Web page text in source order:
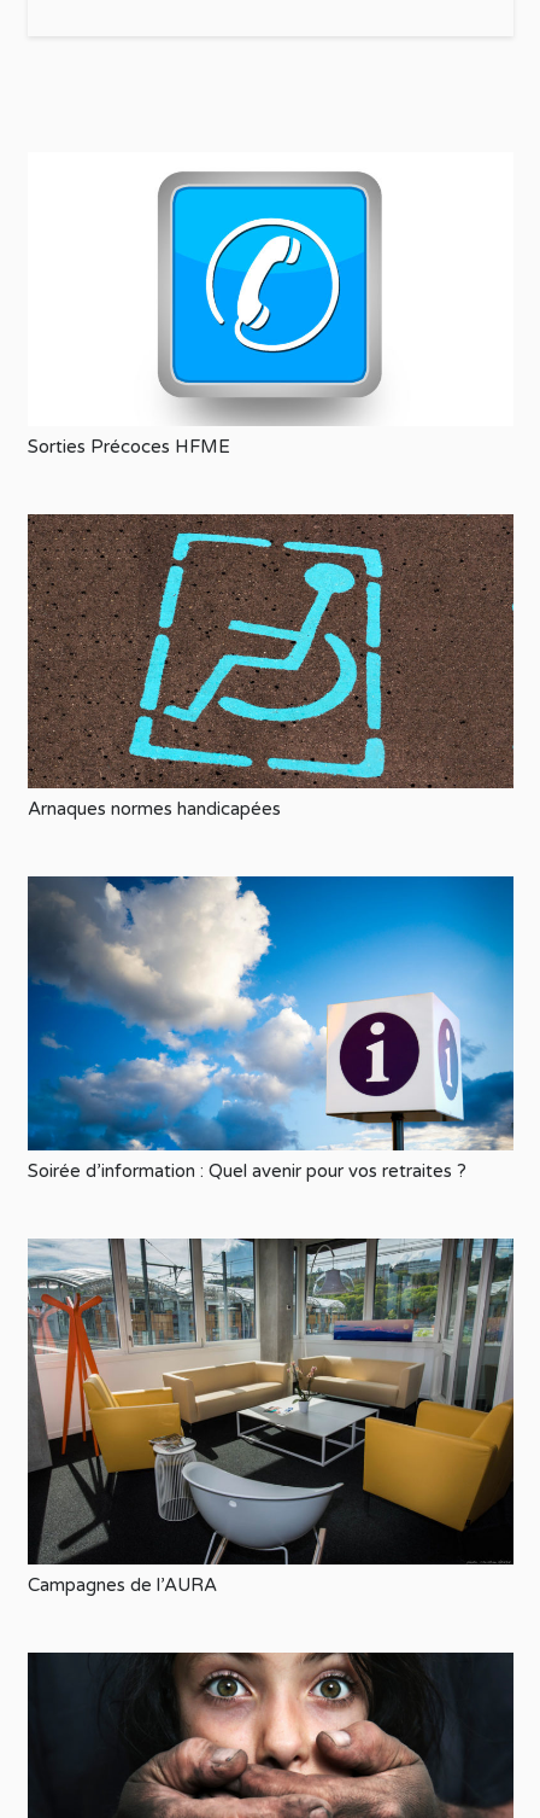
Sorties Précoces HFME
Arnaques normes handicapées
Soirée d’information : Quel avenir pour vos retraites ?
Campagnes de l’AURA